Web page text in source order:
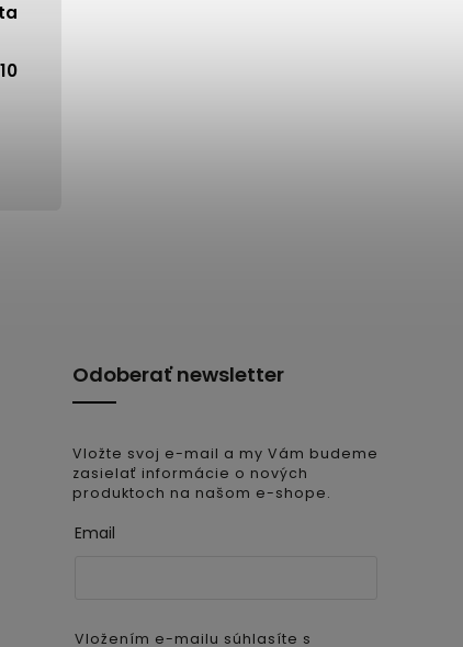
Odoberať newsletter
Vložte svoj e-mail a my Vám budeme
zasielať informácie o nových
produktoch na našom e-shope.
Email
Vložením e-mailu súhlasíte s